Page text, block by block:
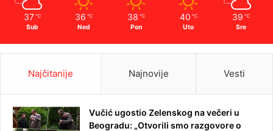
37 ℃
Sub
36 ℃
Ned
38 ℃
Pon
40 ℃
Uto
39 ℃
Sre
Najčitanije Najnovije Vesti
Vučić ugostio Zelenskog na večeri u
Beogradu: „Otvorili smo razgovore o